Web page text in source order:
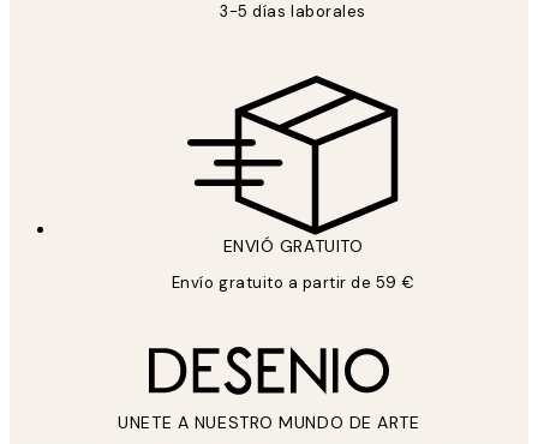
3-5 días laborales
ENVIÓ GRATUITO
Envío gratuito a partir de 59 €
UNETE A NUESTRO MUNDO DE ARTE